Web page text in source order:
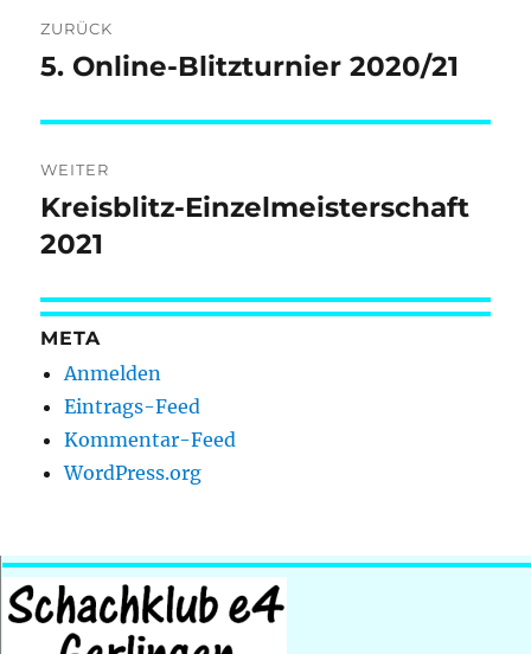
ZURÜCK
Vorheriger
5. Online-Blitzturnier 2020/21
WEITER
Nächster
Beitrag:
Kreisblitz-Einzelmeisterschaft
2021
META
Anmelden
Eintrags-Feed
Kommentar-Feed
WordPress.org